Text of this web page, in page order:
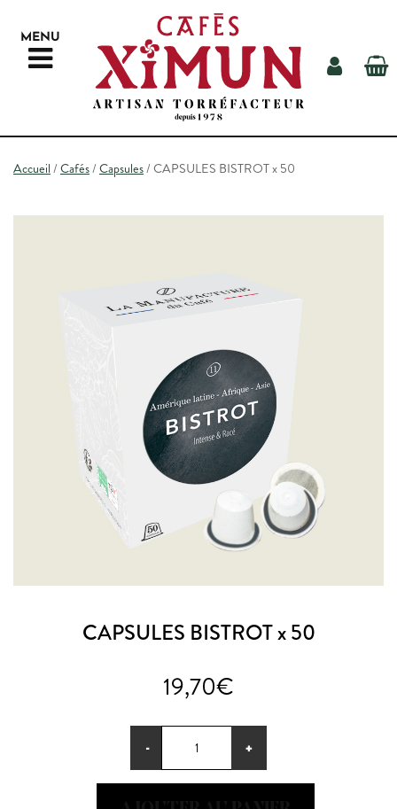
MENU
AUTOUR DU CAFÉ
CONTACT
RECHERCHE
ESPACE PROS
ACTU & BLOG
NOTRE FACEBOOK
NOTRE INSTAGRAM
Accueil / Cafés/ Capsules/ CAPSULES BISTROT x 50
CAPSULES BISTROT x 50
19,70€
-
de
CAPSULES
+